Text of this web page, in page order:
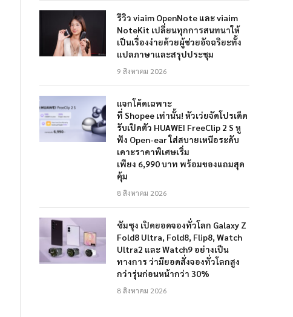
รีวิว viaim OpenNote และ viaim
NoteKit เปลี่ยนทุกการสนทนาให้
เป็นเรื่องง่ายด้วยผู้ช่วยอัจฉริยะทั้ง
แปลภาษาและสรุปประชุม
9 สิงหาคม 2026
แจกโค้ดเฉพาะ
ที่ Shopee เท่านั้น! หัวเว่ยจัดโปรเด็ด
รับเปิดตัว HUAWEI FreeClip 2 S หู
ฟัง Open-ear ใส่สบายเหนือระดับ
เคาะราคาพิเศษเริ่ม
เพียง 6,990 บาท พร้อมของแถมสุด
คุ้ม
8 สิงหาคม 2026
ซัมซุง เปิดยอดจองทั่วโลก Galaxy Z
Fold8 Ultra, Fold8, Flip8, Watch
Ultra2 และ Watch9 อย่างเป็น
ทางการ ว่ามียอดสั่งจองทั่วโลกสูง
กว่ารุ่นก่อนหน้ากว่า 30%
8 สิงหาคม 2026